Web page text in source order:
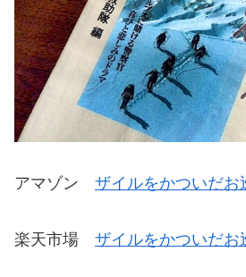
アマゾン ザイルをかついだお
楽天市場 ザイルをかついだお